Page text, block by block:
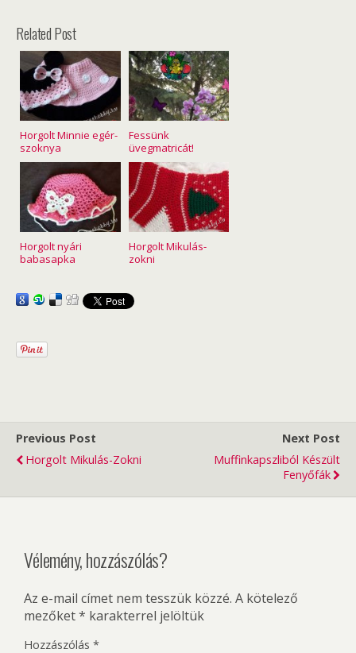
Related Post
Horgolt Minnie egér-
szoknya
Fessünk
üvegmatricát!
Horgolt nyári
babasapka
Horgolt Mikulás-
zokni
Previous Post
Horgolt Mikulás-Zokni
Next Post
Muffinkapszliból Készült
Fenyőfák
Vélemény, hozzászólás?
Az e-mail címet nem tesszük közzé. A kötelező
mezőket* karakterrel jelöltük
Hozzászólás *